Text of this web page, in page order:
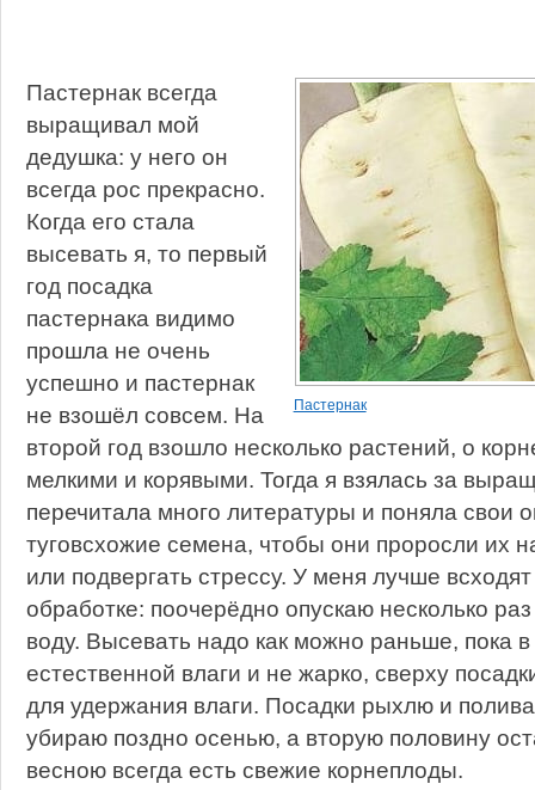
Пастернак
Пастернак всегда
выращивал мой
дедушка: у него он
всегда рос прекрасно.
Когда его стала
высевать я, то первый
год посадка
пастернака видимо
прошла не очень
успешно и пастернак
не взошёл совсем. На
второй год взошло несколько растений, о
мелкими и корявыми. Тогда я взялась за
перечитала много литературы и поняла свои
туговсхожие семена, чтобы они проросли их
или подвергать стрессу. У меня лучше
обработке: поочерёдно опускаю несколько
воду. Высевать надо как можно раньше, пока
естественной влаги и не жарко, сверху
для удержания влаги. Посадки рыхлю и
убираю поздно осенью, а вторую половину
весною всегда есть свежие корнеплоды.